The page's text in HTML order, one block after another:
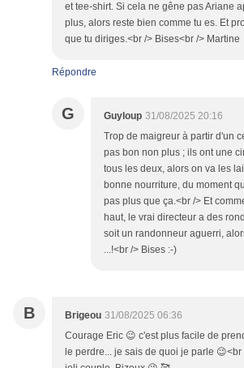
et tee-shirt. Si cela ne gêne pas Ariane
plus, alors reste bien comme tu es. Et
que tu diriges.<br /> Bises<br /> Martine
Répondre
G Guyloup 31/08/2025 20:16
Trop de maigreur à partir d'un
pas bon non plus ; ils ont une
tous les deux, alors on va les
bonne nourriture, du moment
pas plus que ça.<br /> Et
haut, le vrai directeur a des
soit un randonneur aguerri,
...!<br /> Bises :-)
B Brigeou 31/08/2025 06:36
Courage Eric 😉 c'est plus facile de
le perdre... je sais de quoi je parle 😉<br